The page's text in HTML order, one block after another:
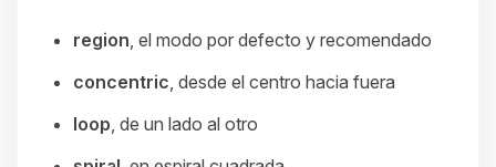
region , el modo por defecto y recomendado
concentric , desde el centro hacia fuera
loop , de un lado al otro